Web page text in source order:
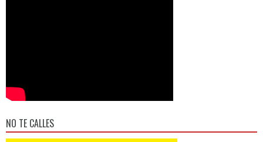
NO TE CALLES